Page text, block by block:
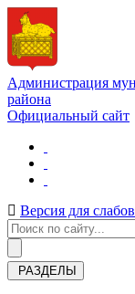
Администрация
района
Официальный сайт
Версия для
РАЗДЕЛЫ